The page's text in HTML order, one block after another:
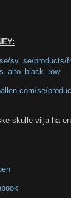
sv_se/products/
se/
skulle vilja ha